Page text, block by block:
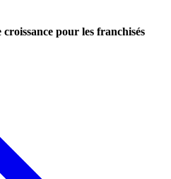
pour les franchisés